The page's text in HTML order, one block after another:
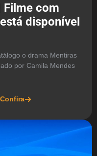
Filme com
disponível
o drama Mentiras
por Camila Mendes
Confira